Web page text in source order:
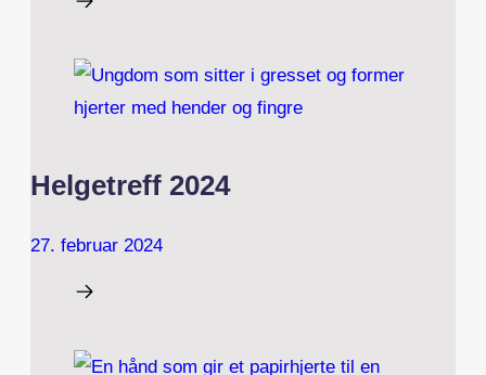
Helgetreff 2024
27. februar 2024